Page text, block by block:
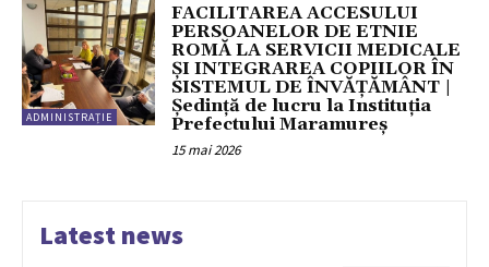
ADMINISTRAȚIE
FACILITAREA ACCESULUI
PERSOANELOR DE ETNIE
ROMĂ LA SERVICII MEDICALE
ȘI INTEGRAREA COPIILOR ÎN
SISTEMUL DE ÎNVĂȚĂMÂNT |
Ședință de lucru la Instituția
Prefectului Maramureș
15 mai 2026
Latest news